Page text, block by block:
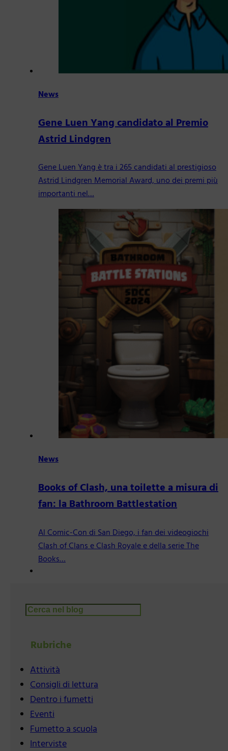
News
Gene Luen Yang candidato al Premio
Astrid Lindgren
Gene Luen Yang è tra i 265 candidati al prestigioso
Astrid Lindgren Memorial Award, uno dei premi più
importanti nel…
News
Books of Clash, una toilette a misura di
fan: la Bathroom Battlestation
Al Comic-Con di San Diego, i fan dei videogiochi
Clash of Clans e Clash Royale e della serie The
Books…
Cerca
Rubriche
Attività
Consigli di lettura
Dentro i fumetti
Eventi
Fumetto a scuola
Interviste